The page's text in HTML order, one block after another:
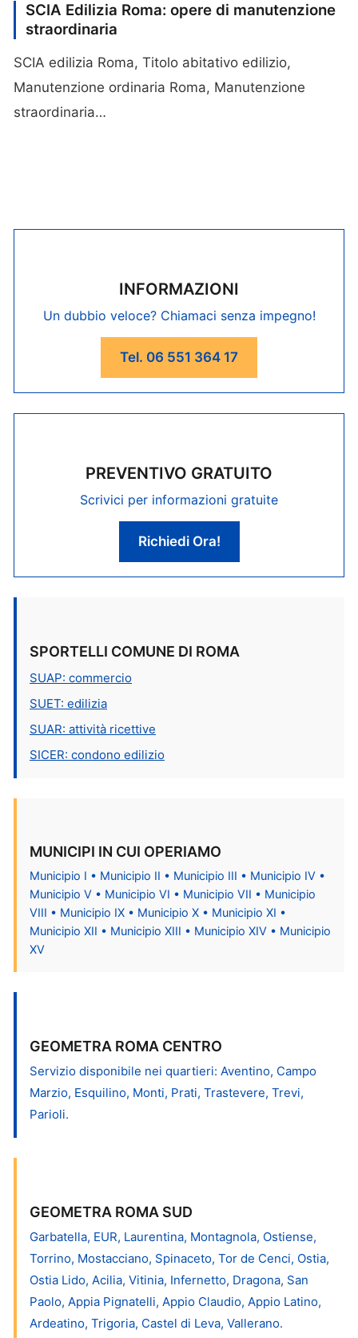
SCIA Edilizia Roma: opere di manutenzione
straordinaria
SCIA edilizia Roma, Titolo abitativo edilizio,
Manutenzione ordinaria Roma, Manutenzione
straordinaria…
INFORMAZIONI
Un dubbio veloce? Chiamaci senza impegno!
Tel. 06 551 364 17
PREVENTIVO GRATUITO
Scrivici per informazioni gratuite
Richiedi Ora!
SPORTELLI COMUNE DI ROMA
SUAP: commercio
SUET: edilizia
SUAR: attività ricettive
SICER: condono edilizio
MUNICIPI IN CUI OPERIAMO
Municipio I • Municipio II • Municipio III • Municipio IV •
Municipio V • Municipio VI • Municipio VII • Municipio
VIII • Municipio IX • Municipio X • Municipio XI •
Municipio XII • Municipio XIII • Municipio XIV • Municipio
XV
GEOMETRA ROMA CENTRO
Servizio disponibile nei quartieri: Aventino, Campo
Marzio, Esquilino, Monti, Prati, Trastevere, Trevi,
Parioli.
GEOMETRA ROMA SUD
Garbatella, EUR, Laurentina, Montagnola, Ostiense,
Torrino, Mostacciano, Spinaceto, Tor de Cenci, Ostia,
Ostia Lido, Acilia, Vitinia, Infernetto, Dragona, San
Paolo, Appia Pignatelli, Appio Claudio, Appio Latino,
Ardeatino, Trigoria, Castel di Leva, Vallerano.